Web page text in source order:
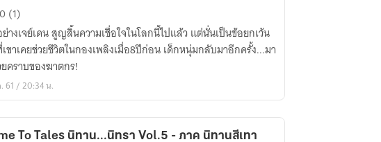
(1)
างเจย์เดน สูญสิ้นความเชื่อใจในโลกนี้ไปแล้ว แต่นั่นเป็นข้อยกเว้น
ขาเคยช่วยชีวิตในกองเพลิงเมื่อ8ปีก่อน เด็กหนุ่มกลับมาอีกครั้ง...มา
คราบของฆาตกร!
61 / 20:34 น.
To Tales นิทาน...นิทรา Vol.5 - ภาค นิทานสีเทา